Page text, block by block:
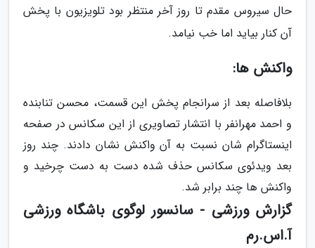
حال سیروس مقدم تا روز آخر منتظر بود تلویزیون با پخش
آن کنار بیاید اما خب نیامد.
واکنش ها:
بلافاصله بعد از سرانجام پخش این قسمت، محسن تنابنده
و احمد مهرانفر با انتشار تصاویری از این سکانس در صفحه
اینستاگرام شان نسبت به آن واکنش نشان دادند. چند روز
بعد ویدئوی سکانس حذف شده دست به دست چرخید و
واکنش ها چند برابر شد.
گزارش ورزشی - سانسور لوگوی باشگاه ورزشی
آ.اس.رم